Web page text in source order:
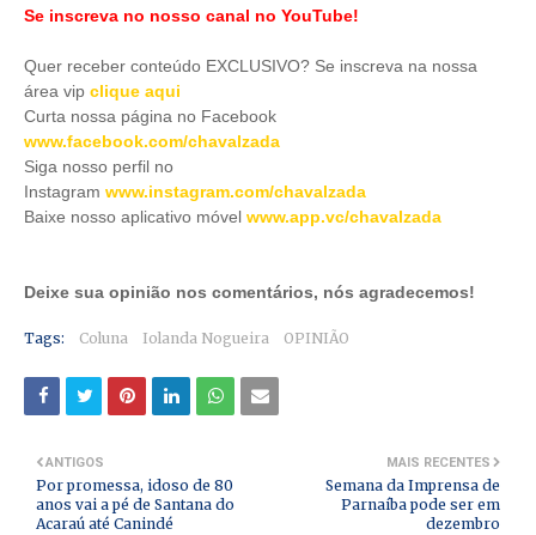
Se inscreva no nosso canal no YouTube!
Quer receber conteúdo EXCLUSIVO? Se inscreva na nossa
área vip clique aqui
Curta nossa página no Facebook
www.facebook.com/chavalzada
Siga nosso perfil no
Instagram www.instagram.com/chavalzada
Baixe nosso aplicativo móvel www.app.vc/chavalzada
Deixe sua opinião nos comentários, nós agradecemos!
Tags: Coluna Iolanda Nogueira OPINIÃO
MAIS RECENTES
Semana da Imprensa de
Parnaíba pode ser em
dezembro
ANTIGOS
Por promessa, idoso de 80
anos vai a pé de Santana do
Acaraú até Canindé